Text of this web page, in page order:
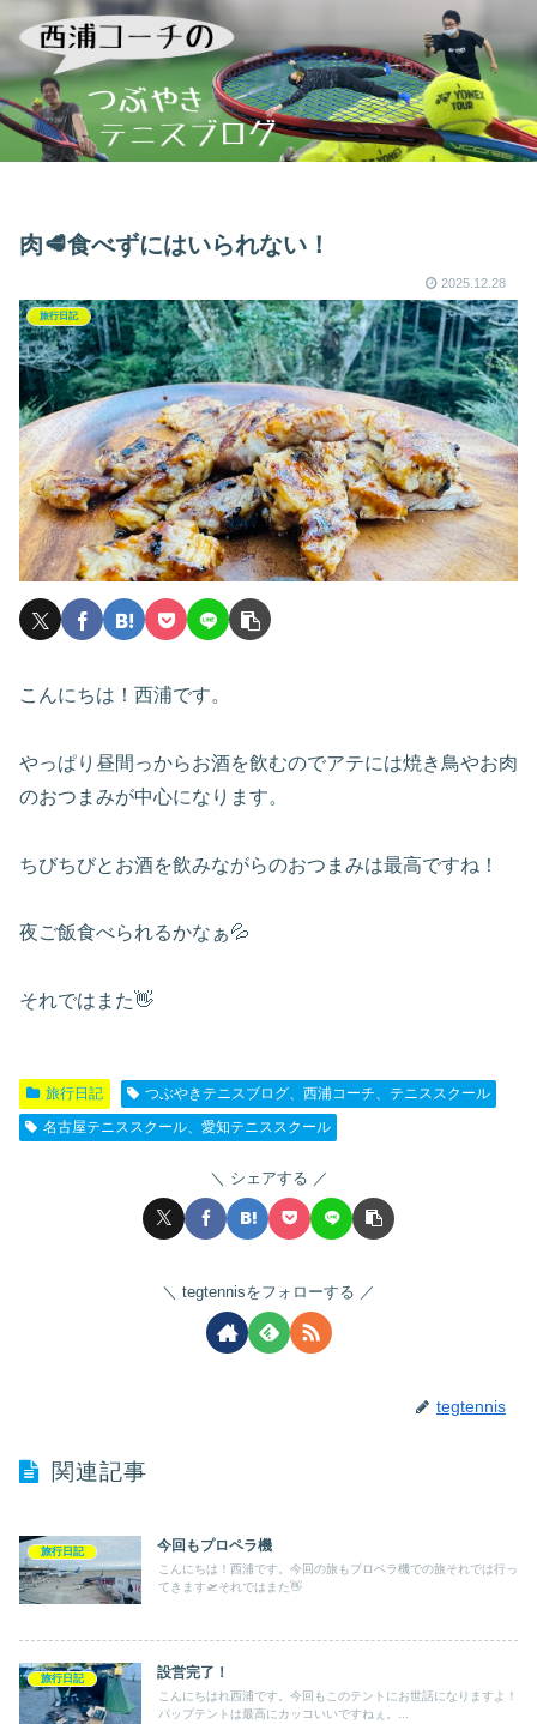
肉🥩食べずにはいられない！
2025.12.28
旅行日記
こんにちは！西浦です。
やっぱり昼間っからお酒を飲むのでアテには焼き鳥やお肉
のおつまみが中心になります。
ちびちびとお酒を飲みながらのおつまみは最高ですね！
夜ご飯食べられるかなぁ💦
それではまた👋
旅行日記
つぶやきテニスブログ、西浦コーチ、テニススクール
名古屋テニススクール、愛知テニススクール
シェアする
tegtennisをフォローする
tegtennis
関連記事
旅行日記 今回もプロペラ機
こんにちは！西浦です。今回の旅もプロペラ機での旅それでは行っ
てきます🛫それではまた👋
旅行日記 設営完了！
こんにちはれ西浦です。今回もこのテントにお世話になりますよ！
パップテントは最高にカッコいいですねぇ。...